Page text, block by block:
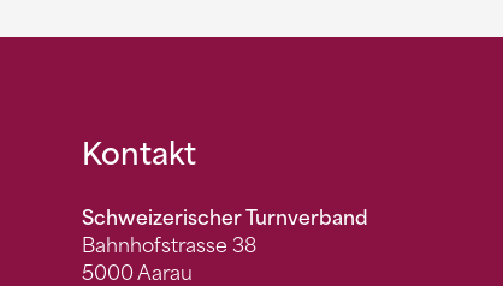
Fusszeile
Kontakt
Schweizerischer Turnverband
Bahnhofstrasse 38
5000 Aarau